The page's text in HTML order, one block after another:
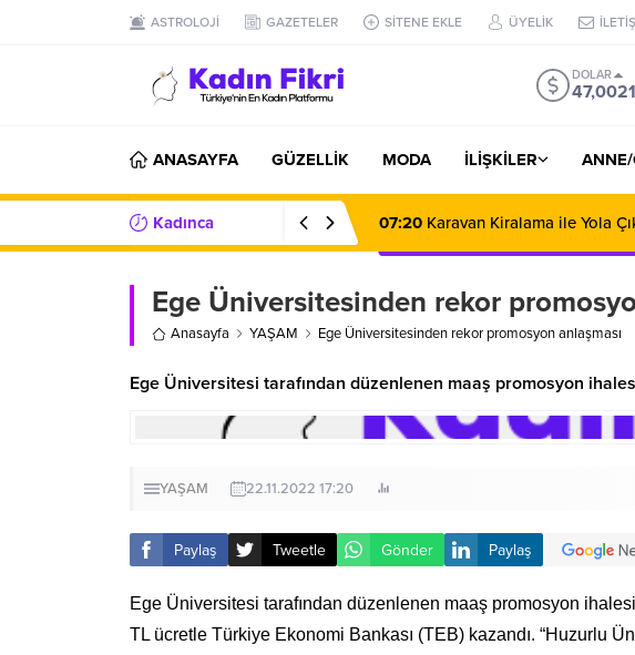
ASTROLOJİ GAZETELER SİTENE EKLE ÜYELİK
DOLAR
47,0021
ANASAYFA GÜZELLİK MODA İLİŞKİLER
Kadınca 07:20 Karavan Kiralama ile Yola
Ege Üniversitesinden rekor
Anasayfa YAŞAM Ege Üniversitesinden rekor promosyon anlaşması
Ege Üniversitesi tarafından düzenlenen maaş promosyon
YAŞAM 22.11.2022 17:20
Paylaş Tweetle Gönder Paylaş
Ege Üniversitesi tarafından düzenlenen maaş promosyon
TL ücretle Türkiye Ekonomi Bankası (TEB) kazandı. “Huzurlu